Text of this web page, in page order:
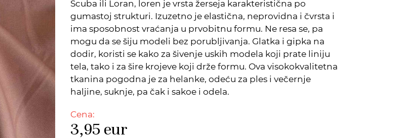
Scuba ili Loran, loren je vrsta žerseja karakteristična po
gumastoj strukturi. Izuzetno je elastična, neprovidna i čvrsta i
ima sposobnost vraćanja u prvobitnu formu. Ne resa se, pa
mogu da se šiju modeli bez porubljivanja. Glatka i gipka na
dodir, koristi se kako za šivenje uskih modela koji prate liniju
tela, tako i za šire krojeve koji drže formu. Ova visokokvalitetna
tkanina pogodna je za helanke, odeću za ples i večernje
haljine, suknje, pa čak i sakoe i odela.
Cena:
3,95 eur